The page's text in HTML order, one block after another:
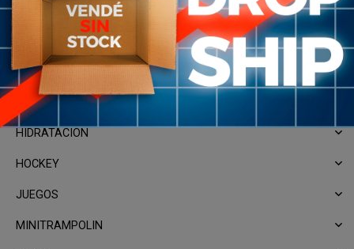
BEACH TENNIS
GIMNASIA ARTISTICA
HANDBALL
HIDRATACION
HOCKEY
JUEGOS
MINITRAMPOLIN